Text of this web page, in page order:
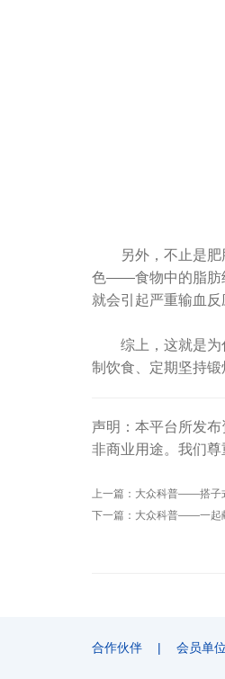
另外，不止是肥胖
色——食物中的脂肪
就会引起严重输血反
综上，这就是为什
制饮食、定期坚持
声明：本平台所发
非商业用途。我们
上一篇： 大众科普——搭子
下一篇： 大众科普——一起
合作伙伴 | 会员单位